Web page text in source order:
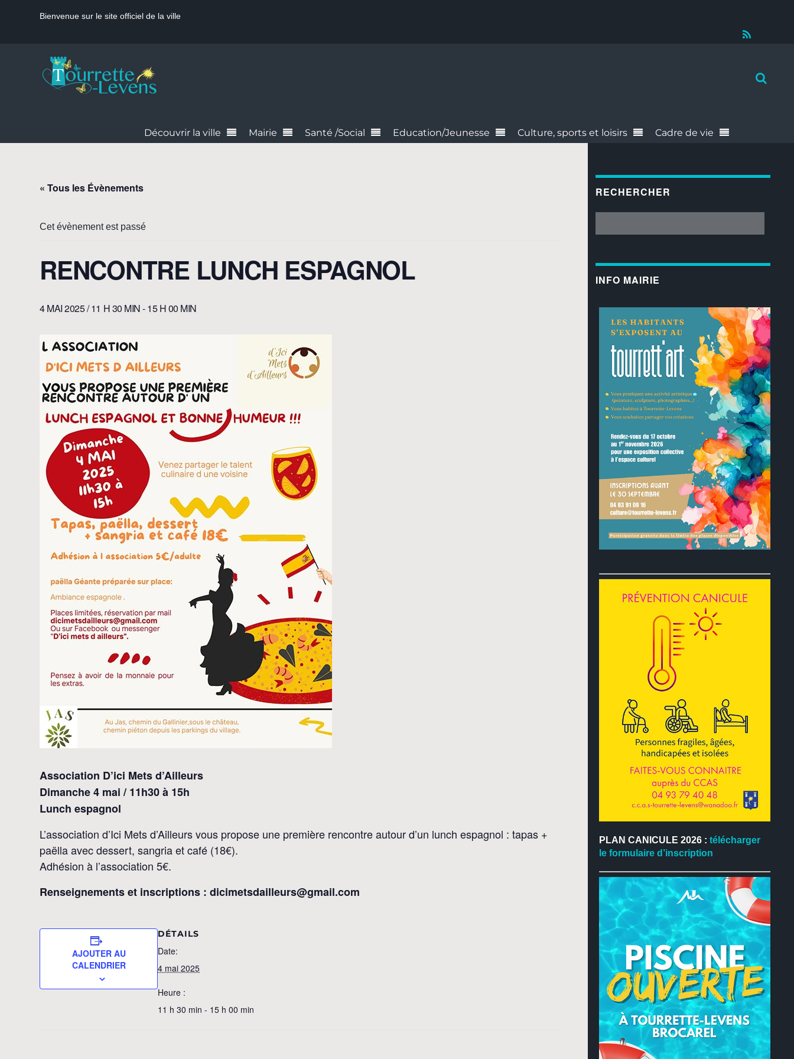
Bienvenue sur le site officiel de la ville
Découvrir la ville Mairie Santé /Social Education/Jeunesse Culture, sports et loisirs Cadre de vie
« Tous les Évènements
Cet évènement est passé
RENCONTRE LUNCH ESPAGNOL
4 MAI 2025 / 11 H 30 MIN-15 H 00 MIN
Association D’ici Mets d’Ailleurs
Dimanche 4 mai / 11h30 à 15h
Lunch espagnol
L’association d’Ici Mets d’Ailleurs vous propose une première rencontre autour d’un lunch espagnol : tapas +
paëlla avec dessert, sangria et café (18€).
Adhésion à l’association 5€.
Renseignements et inscriptions : dicimetsdailleurs@gmail.com
AJOUTER AU
CALENDRIER
DÉTAILS
Date:
4 mai 2025
Heure :
11 h 30 min - 15 h 00 min
RECHERCHER
INFO MAIRIE
PLAN CANICULE 2026 : télécharger
le formulaire d’inscription